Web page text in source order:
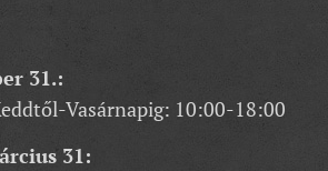
31.:
Vasárnapig: 10:00-18:00
31: